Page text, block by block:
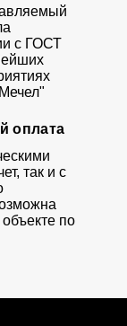
с ГОСТ
оплата
так и с
по